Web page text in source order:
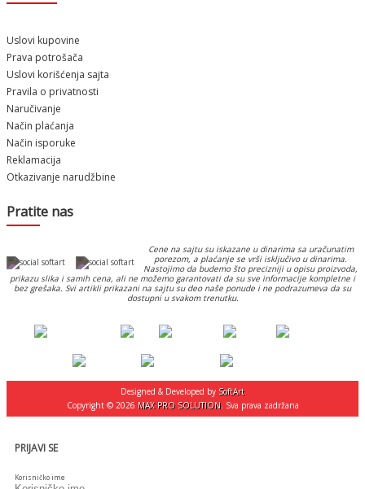
Uslovi kupovine
Prava potrošača
Uslovi korišćenja sajta
Pravila o privatnosti
Naručivanje
Način plaćanja
Način isporuke
Reklamacija
Otkazivanje narudžbine
Pratite nas
Cene na sajtu su iskazane u dinarima sa uračunatim
porezom, a plaćanje se vrši isključivo u dinarima.
Nastojimo da budemo što precizniji u opisu proizvoda,
prikazu slika i samih cena, ali ne možemo garantovati da su sve informacije kompletne i
bez grešaka. Svi artikli prikazani na sajtu su deo naše ponude i ne podrazumeva da su
dostupni u svakom trenutku.
Designed & Developed by SoftArt
Copyright © 2026 MAX PRO SOLUTION. Sva prava zadržana
PRIJAVI SE
Korisničko ime